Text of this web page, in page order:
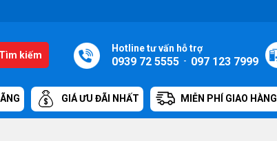
Tìm kiếm
Hotline tư vấn hỗ trợ
0939 72 5555 - 097 123 7999
GIÁ ƯU ĐÃI NHẤT MIỄN PHÍ GIAO HÀNG